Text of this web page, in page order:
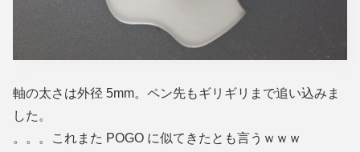
軸の太さは外径 5mm。ペン先もギリギリまで追い込みま
した。
。。。これまた POGO に似てきたとも言うｗｗｗ